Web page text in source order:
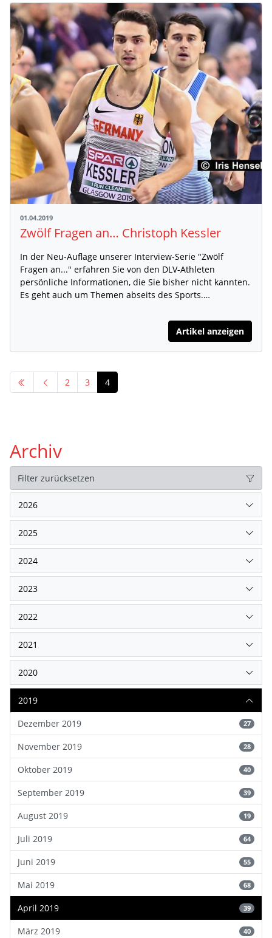
01.04.2019
Zwölf Fragen an… Christoph Kessler
In der Neu-Auflage unserer Interview-Serie "Zwölf
Fragen an..." erfahren Sie von den DLV-Athleten
persönliche Informationen, die Sie bisher nicht kannten.
Es geht auch um Themen abseits des Sports.…
Artikel anzeigen
2 3 4
Archiv
Filter zurücksetzen
2026
2025
2024
2023
2022
2021
2020
2019
Dezember 2019
27
November 2019 28
Oktober 2019 40
September 2019 39
August 2019 19
Juli 2019 64
Juni 2019 55
Mai 2019 68
April 2019 39
März 2019 40